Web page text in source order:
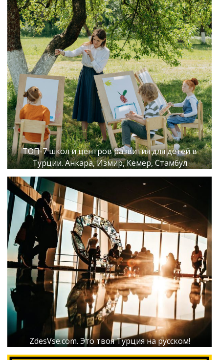
ТОП-7 школ и центров развития для детей в
Турции. Анкара, Измир, Кемер, Стамбул
ZdesVse.com. Это твоя Турция на русском!